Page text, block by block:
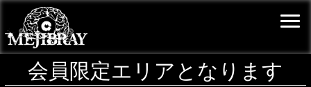
会員限定エリアとなります